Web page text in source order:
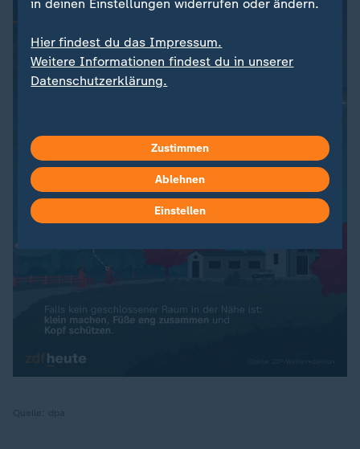
in deinen Einstellungen widerrufen oder ändern.
Hier findest du das Impressum.
Weitere Informationen findest du in unserer
Datenschutzerklärung.
Zustimmen
Ablehnen
Einstellen